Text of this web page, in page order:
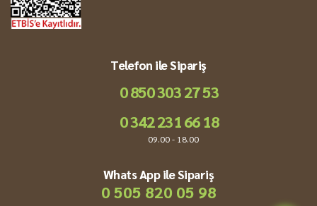
Telefon ile Sipariş
0 850 303 27 53
0 342 231 66 18
09.00 - 18.00
Whats App ile Sipariş
0 505 820 05 98